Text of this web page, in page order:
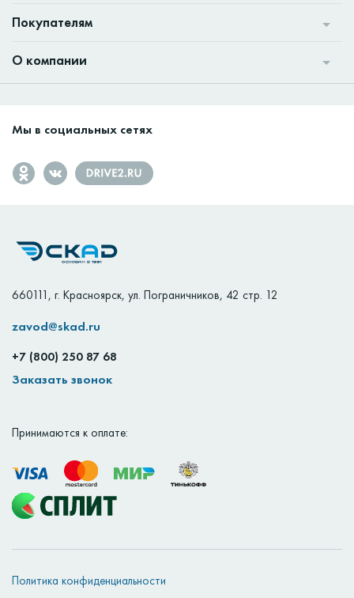
660111 , г. Красноярск, ул. Пограничников, 42 стр. 12
zavod@skad.ru
+7 (800) 250 87 68
Заказать звонок
Покупателям
О компании
Мы в социальных сетях
Принимаются к оплате:
Политика конфиденциальности